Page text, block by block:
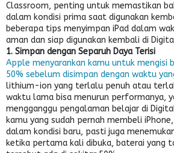
Classroom, penting untuk memastikan
dalam kondisi prima saat digunakan
beberapa tips menyimpan iPad dalam
aman dan siap digunakan kembali di
1. Simpan dengan Separuh Daya Terisi
Apple menyarankan kamu untuk mengisi
50% sebelum disimpan dengan waktu
lithium-ion yang terlalu penuh atau
waktu lama bisa menurun performanya,
mengganggu pengalaman belajar di
kamu yang sudah pernah membeli
dalam kondisi baru, pasti juga
ketika pertama kali dibuka, baterai yang